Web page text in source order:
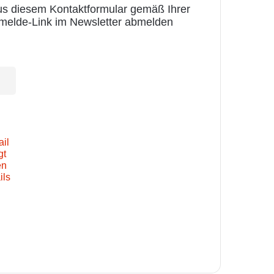
diesem Kontaktformular gemäß Ihrer
Link im Newsletter abmelden